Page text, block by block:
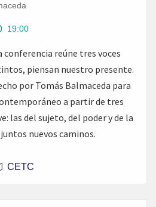
19:00
conferencia reúne tres voces
piensan nuestro presente.
por Tomás Balmaceda para
a partir de tres
las del sujeto, del poder y de la
nuevos caminos.
CETC